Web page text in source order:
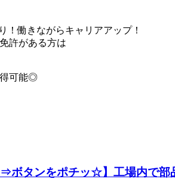
働きながらキャリアアップ！
許がある方は
得可能◎
⇒ボタンをポチッ☆】工場内で